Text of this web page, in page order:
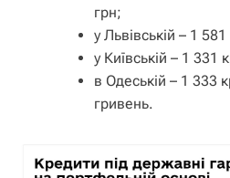
грн;
у Львівській – 1
у Київській – 1
в Одеській – 1 333
гривень.